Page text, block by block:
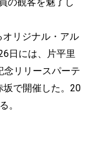
リジナル・アル
日には、片平里
念リリースパーテ
坂で開催した。20
。